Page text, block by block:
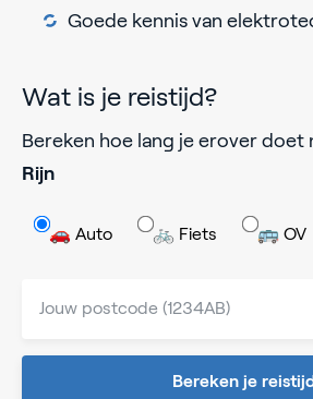
Goede kennis van
Wat is je reistijd?
Bereken hoe lang je erover doet
Rijn
🚗 Auto 🚲 Fiets 🚌 OV
Bereken je